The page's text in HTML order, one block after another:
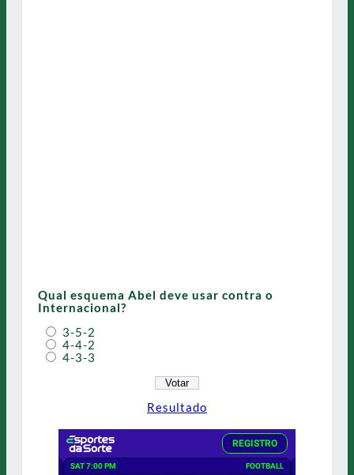
Qual esquema Abel deve usar contra o
Internacional?
3-5-2
4-4-2
4-3-3
Resultado